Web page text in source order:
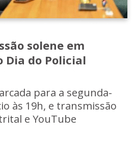
solene em
Dia do Policial
para a segunda-
às 19h, e transmissão
e YouTube